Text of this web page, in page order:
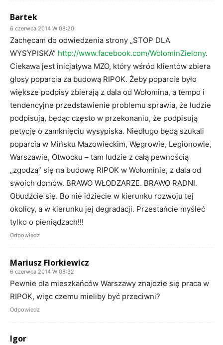
Bartek
6 czerwca 2014 W 08:20
Zachęcam do odwiedzenia strony „STOP DLA
WYSYPISKA” http://www.facebook.com/WolominZielony.
Ciekawa jest inicjatywa MZO, który wśród klientów zbiera
głosy poparcia za budową RIPOK. Żeby poparcie było
większe podpisy zbierają z dala od Wołomina, a tempo i
tendencyjne przedstawienie problemu sprawia, że ludzie
podpisują, będąc często w przekonaniu, że podpisują
petycję o zamknięciu wysypiska. Niedługo będą szukali
poparcia w Mińsku Mazowieckim, Węgrowie, Legionowie,
Warszawie, Otwocku – tam ludzie z całą pewnością
„zgodzą” się na budowę RIPOK w Wołominie, z dala od
swoich domów. BRAWO WŁODZARZE. BRAWO RADNI.
Obudźcie się. Bo nie idziecie w kierunku rozwoju tej
okolicy, a w kierunku jej degradacji. Przestańcie myśleć
tylko o pieniądzach!!!
Odpowiedz
Mariusz Florkiewicz
6 czerwca 2014 W 08:32
Pewnie dla mieszkańców Warszawy znajdzie się praca w
RIPOK, więc czemu mieliby być przeciwni?
Odpowiedz
Igor